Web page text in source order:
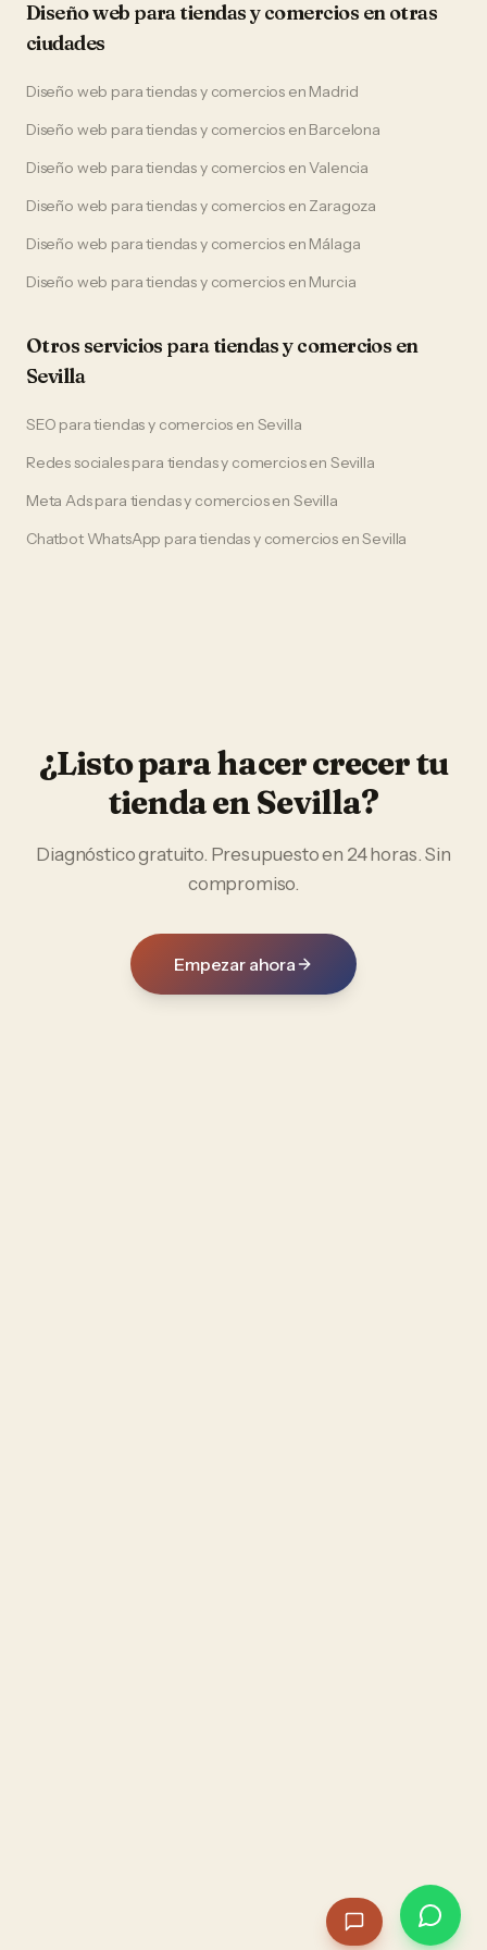
Diseño web paratiendas y comercios en otras
ciudades
Diseño web paratiendas y comercios en Madrid
Diseño web paratiendas y comercios en Barcelona
Diseño web paratiendas y comercios enValencia
Diseño web paratiendas y comercios en Zaragoza
Diseño web paratiendas y comercios en Málaga
Diseño web paratiendas y comercios en Murcia
Otros servicios paratiendas y comercios en
Sevilla
SEO paratiendas y comercios en Sevilla
Redes socialespara tiendas y comerciosen Sevilla
Meta Adspara tiendas y comerciosen Sevilla
Chatbot WhatsApp paratiendas y comercios enSevilla
¿Listo para hacer crecer tu
tiendaenSevilla?
Diagnóstico gratuito. Presupuesto en 24 horas. Sin
compromiso.
Empezar ahora